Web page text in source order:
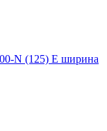
N (125) E ширина